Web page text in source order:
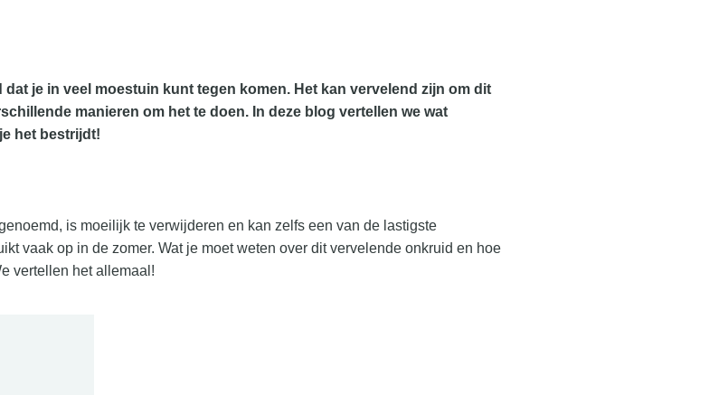
dat je in veel moestuin kunt tegen komen. Het kan vervelend zijn om dit
manieren om het te doen. In deze blog vertellen we wat
het bestrijdt!
is moeilijk te verwijderen en kan zelfs een van de lastigste
vaak op in de zomer. Wat je moet weten over dit vervelende onkruid en hoe
vertellen het allemaal!